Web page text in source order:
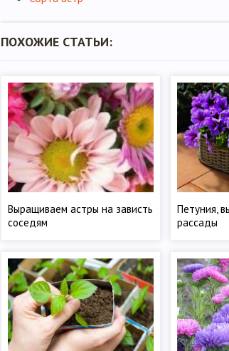
ПОХОЖИЕ СТАТЬИ:
Выращиваем астры на зависть
соседям
Петуния,
рассады